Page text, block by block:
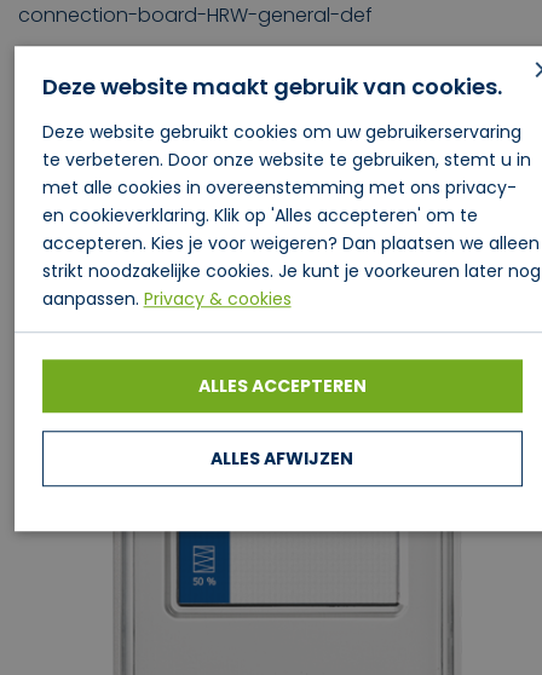
connection-board-HRW-general-def
AHC-3000-HMI-35T
Deze website maakt gebruik van cookies.
Deze website gebruikt cookies om uw gebruikerservaring
te verbeteren. Door onze website te gebruiken, stemt u in
met alle cookies in overeenstemming met ons privacy-
en cookieverklaring. Klik op 'Alles accepteren' om te
accepteren. Kies je voor weigeren? Dan plaatsen we alleen
strikt noodzakelijke cookies. Je kunt je voorkeuren later nog
aanpassen. Privacy & cookies
ALLES ACCEPTEREN
ALLES AFWIJZEN